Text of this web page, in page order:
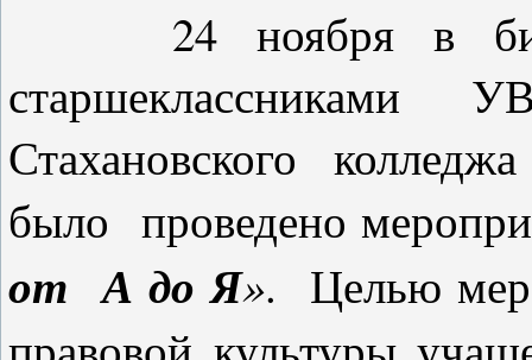
24 ноября в
Стахановского
было проведено
от А до Я». Целью